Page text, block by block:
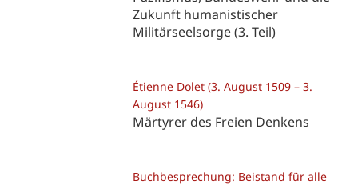
Zukunft humanistischer
Militärseelsorge (3. Teil)
Étienne Dolet (3. August 1509 – 3.
August 1546)
Märtyrer des Freien Denkens
Buchbesprechung: Beistand für alle